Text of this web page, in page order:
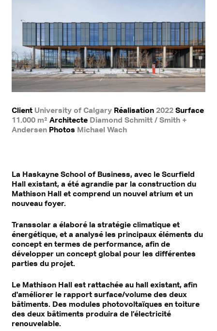
Client University of Calgary Réalisation 2022 Surface
11.000 m² Architecte Diamond Schmitt / Smith +
Andersen Photos Michael Wach
La Haskayne School of Business, avec le Scurfield
Hall existant, a été agrandie par la construction du
Mathison Hall et comprend un nouvel atrium et un
nouveau foyer.
Transsolar a élaboré la stratégie climatique et
énergétique, et a analysé les principaux éléments du
concept en termes de performance, afin de
développer un concept global pour les différentes
parties du projet.
Le Mathison Hall est rattachée au hall existant, afin
d'améliorer le rapport surface/volume des deux
bâtiments. Des modules photovoltaïques en toiture
des deux bâtiments produira de l’électricité
renouvelable.